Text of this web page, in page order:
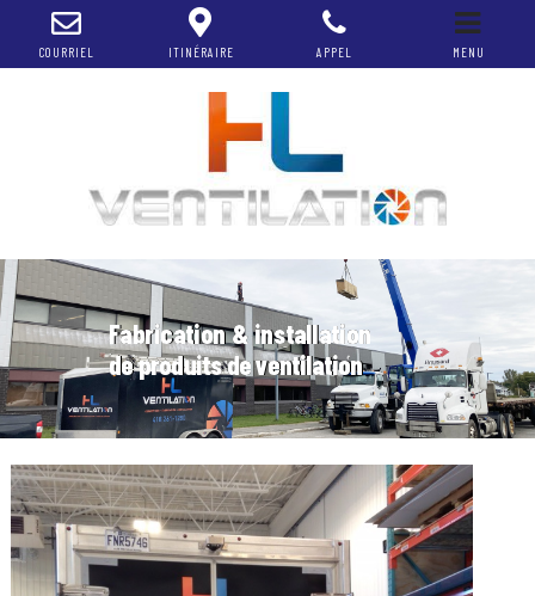
COURRIEL ITINÉRAIRE APPEL MENU
Fabrication & installation
de produits de ventilation